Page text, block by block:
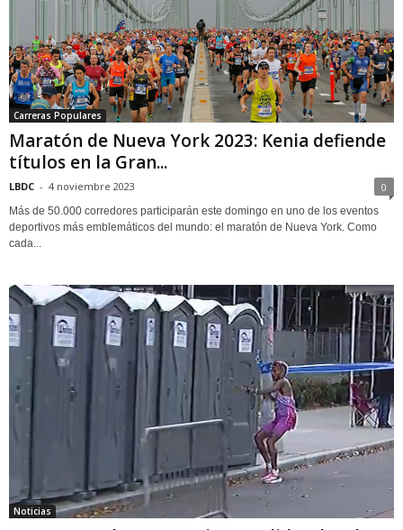
Carreras Populares
Maratón de Nueva York 2023: Kenia defiende
títulos en la Gran...
LBDC - 4 noviembre 2023 0
Más de 50.000 corredores participarán este domingo en uno de los eventos
deportivos más emblemáticos del mundo: el maratón de Nueva York. Como
cada...
Noticias